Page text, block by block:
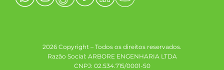
2026 Copyright – Todos os direitos reservados.
Razão Social: ARBORE ENGENHARIA LTDA
CNPJ: 02.534.715/0001-50